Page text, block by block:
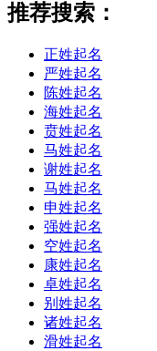
推荐搜索：
正姓起名
严姓起名
陈姓起名
海姓起名
贲姓起名
马姓起名
谢姓起名
马姓起名
申姓起名
强姓起名
空姓起名
康姓起名
卓姓起名
别姓起名
诸姓起名
滑姓起名